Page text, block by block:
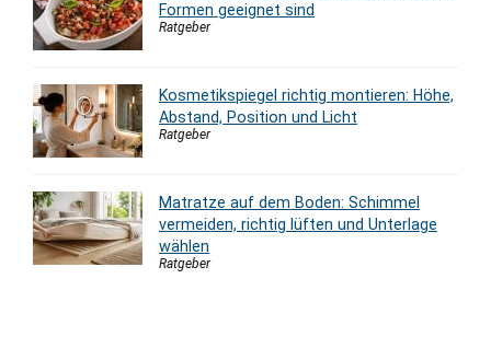
Formen geeignet sind
Ratgeber
Kosmetikspiegel richtig montieren: Höhe,
Abstand, Position und Licht
Ratgeber
Matratze auf dem Boden: Schimmel
vermeiden, richtig lüften und Unterlage
wählen
Ratgeber